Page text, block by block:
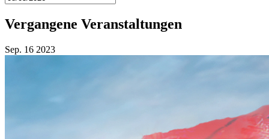
Vergangene Veranstaltungen
Sep. 16 2023